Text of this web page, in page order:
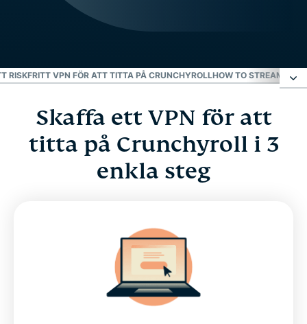
RISKFRITT VPN FÖR ATT TITTA PÅ CRUNCHYROLLHOW TO STREAM
Skaffa ett VPN för att titta på Crunchyroll i 3 enkla
steg
Varför använda ett Crunchyroll VPN?
FAQ: Titta på Crunchyroll med ett VPN
ExpressVPN för PC, Mac, iPhone, Android och
Skaffa ett VPN för att
titta på Crunchyroll i 3
enkla steg